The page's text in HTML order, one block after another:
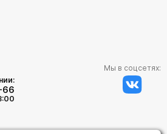
Мы в соцсетях: